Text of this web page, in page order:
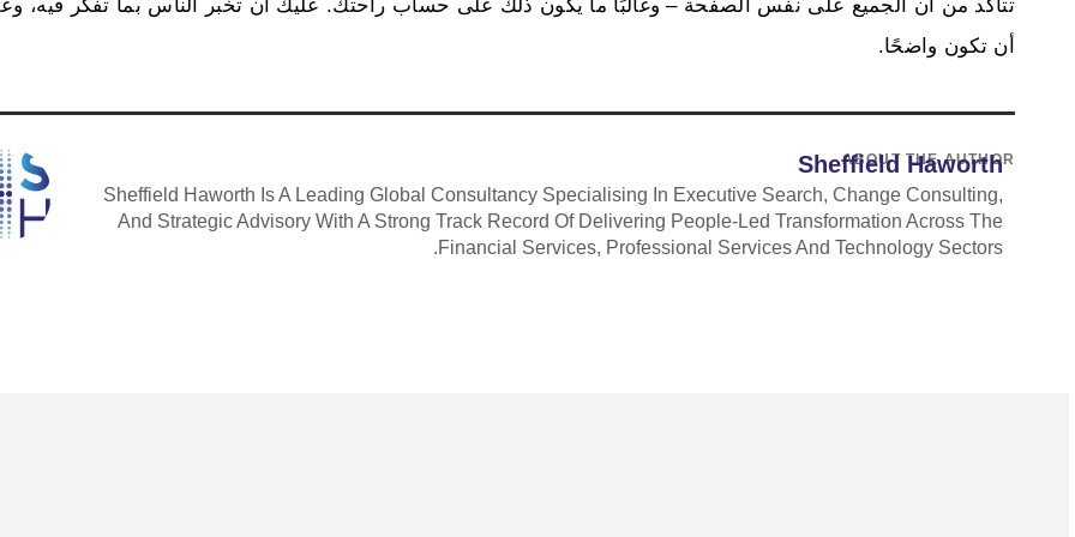
تتأكد من أن الجميع على نفس الصفحة – وغالبًا ما يكون ذلك على حساب راحتك. عليك أن تخبر الناس بما تفكر فيه،
أن تكون واضحًا.
ABOUT THE AUTHOR
Sheffield Haworth
Sheffield Haworth Is A Leading Global Consultancy Specialising In Executive Search, Change Consulting,
And Strategic Advisory With A Strong Track Record Of Delivering People-Led Transformation Across The
Financial Services, Professional Services And Technology Sectors.